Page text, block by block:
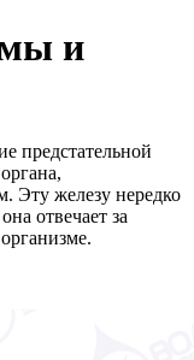
и
предстательной
Эту железу нередко
отвечает за